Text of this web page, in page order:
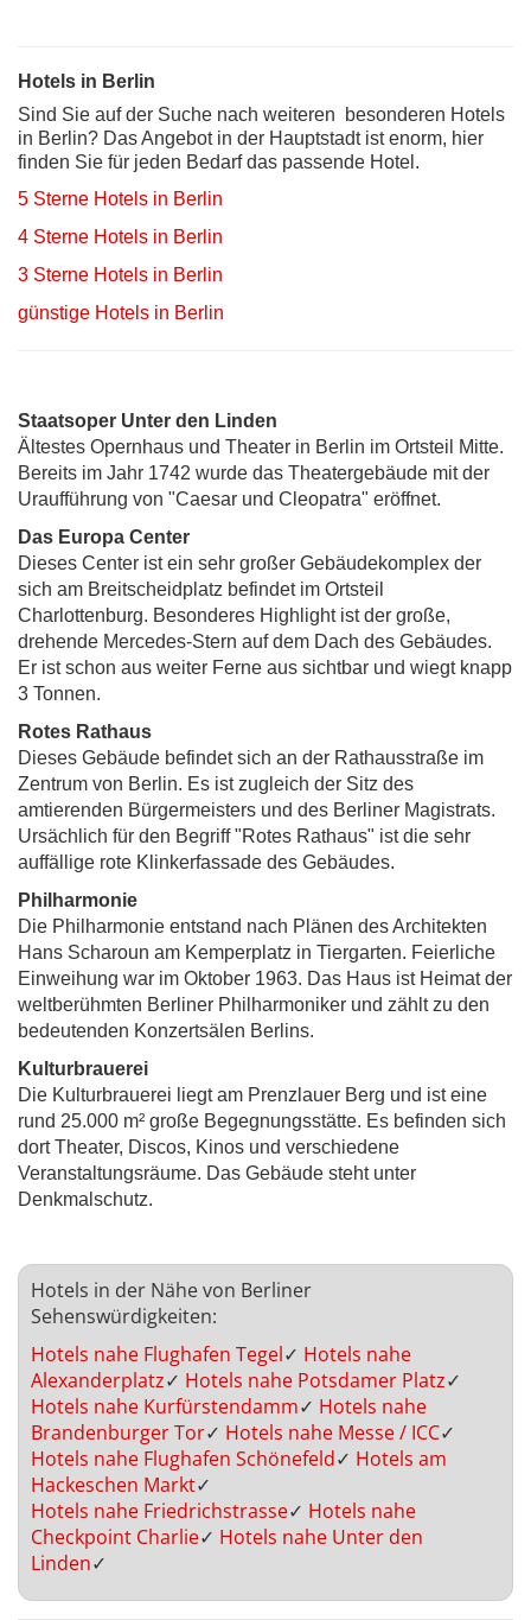
Hotels in Berlin
Sind Sie auf der Suche nach weiteren besonderen Hotels
in Berlin? Das Angebot in der Hauptstadt ist enorm, hier
finden Sie für jeden Bedarf das passende Hotel.
5 Sterne Hotels in Berlin
4 Sterne Hotels in Berlin
3 Sterne Hotels in Berlin
günstige Hotels in Berlin
Staatsoper Unter den Linden
Ältestes Opernhaus und Theater in Berlin im Ortsteil Mitte.
Bereits im Jahr 1742 wurde das Theatergebäude mit der
Uraufführung von "Caesar und Cleopatra" eröffnet.
Das Europa Center
Dieses Center ist ein sehr großer Gebäudekomplex der
sich am Breitscheidplatz befindet im Ortsteil
Charlottenburg. Besonderes Highlight ist der große,
drehende Mercedes-Stern auf dem Dach des Gebäudes.
Er ist schon aus weiter Ferne aus sichtbar und wiegt knapp
3 Tonnen.
Rotes Rathaus
Dieses Gebäude befindet sich an der Rathausstraße im
Zentrum von Berlin. Es ist zugleich der Sitz des
amtierenden Bürgermeisters und des Berliner Magistrats.
Ursächlich für den Begriff "Rotes Rathaus" ist die sehr
auffällige rote Klinkerfassade des Gebäudes.
Philharmonie
Die Philharmonie entstand nach Plänen des Architekten
Hans Scharoun am Kemperplatz in Tiergarten. Feierliche
Einweihung war im Oktober 1963. Das Haus ist Heimat der
weltberühmten Berliner Philharmoniker und zählt zu den
bedeutenden Konzertsälen Berlins.
Kulturbrauerei
Die Kulturbrauerei liegt am Prenzlauer Berg und ist eine
rund 25.000 m² große Begegnungsstätte. Es befinden sich
dort Theater, Discos, Kinos und verschiedene
Veranstaltungsräume. Das Gebäude steht unter
Denkmalschutz.
Hotels in der Nähe von Berliner
Sehenswürdigkeiten:
Hotels nahe Flughafen Tegel✓ Hotels nahe
Alexanderplatz✓ Hotels nahe Potsdamer Platz✓
Hotels nahe Kurfürstendamm✓ Hotels nahe
Brandenburger Tor✓ Hotels nahe Messe / ICC✓
Hotels nahe Flughafen Schönefeld✓ Hotels am
Hackeschen Markt✓
Hotels nahe Friedrichstrasse✓ Hotels nahe
Checkpoint Charlie✓ Hotels nahe Unter den
Linden✓